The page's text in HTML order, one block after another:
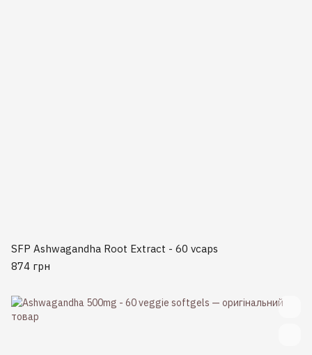
SFP Ashwagandha Root Extract - 60 vcaps
874 грн